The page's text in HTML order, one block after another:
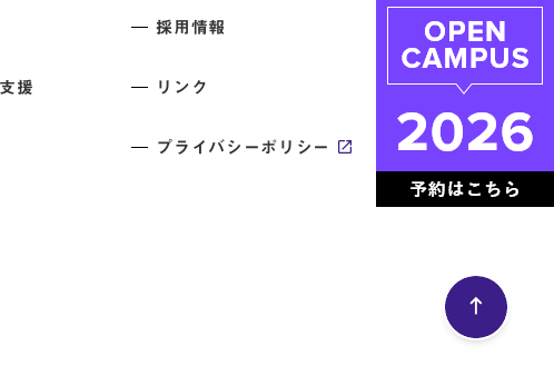
援
採用情報
リンク
プライバシーポリシー